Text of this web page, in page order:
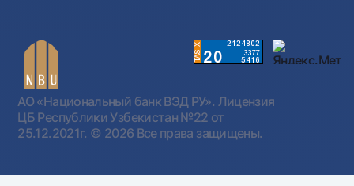
АО «Национальный банк ВЭД РУ». Лицензия
ЦБ Республики Узбекистан №22 от
25.12.2021г. © 2026 Все права защищены.